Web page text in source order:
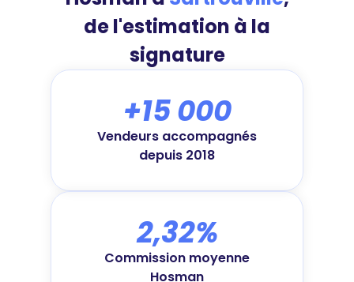
de l'estimation à la
signature
+15 000
Vendeurs accompagnés
depuis 2018
2,32%
Commission moyenne
Hosman